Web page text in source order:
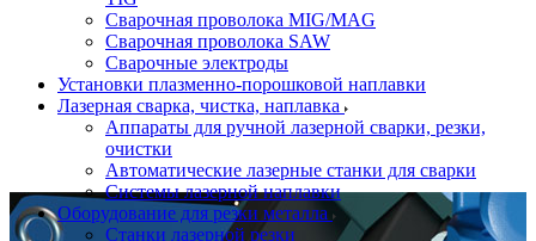
Сварочная проволока MIG/MAG
Сварочная проволока SAW
Сварочные электроды
Установки плазменно-порошковой наплавки
Лазерная сварка, чистка, наплавка
Аппараты для ручной лазерной сварки, резки,
очистки
Автоматические лазерные станки для сварки
Системы лазерной наплавки
Оборудование для резки металла
Станки лазерной резки